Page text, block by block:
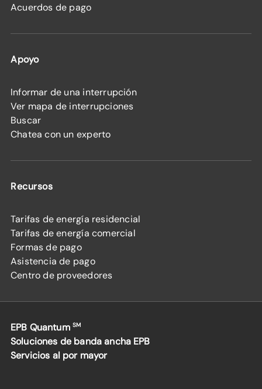
Acuerdos de pago
Apoyo
Informar de una interrupción
Ver mapa de interrupciones
Buscar
Chatea con un experto
Recursos
Tarifas de energía residencial
Tarifas de energía comercial
Formas de pago
Asistencia de pago
Centro de proveedores
EPB Quantum SM
Soluciones de banda ancha EPB
Servicios al por mayor